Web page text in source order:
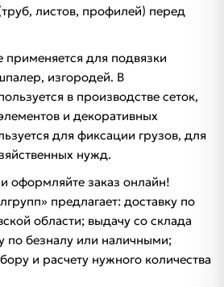
листов, профилей) перед
применяется для подвязки
изгородей. В
в производстве сеток,
и декоративных
для фиксации грузов, для
нужд.
оформляйте заказ онлайн!
предлагает: доставку по
области; выдачу со склада
по безналу или наличными;
и расчету нужного количества